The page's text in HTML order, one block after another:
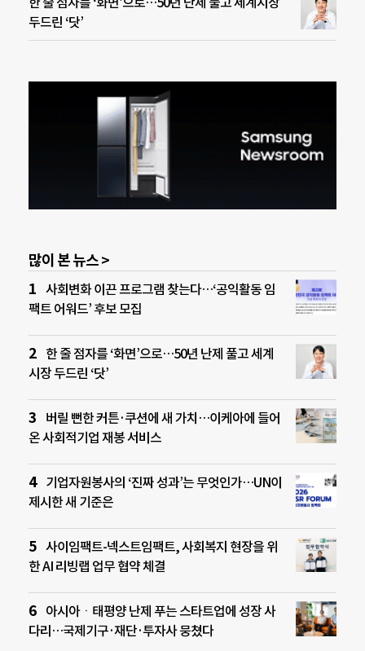
두드린 ‘닷’
많이 본 뉴스 >
사회변화 이끈 프로그램 찾는다…‘공익활동 임
팩트 어워드’ 후보 모집
한 줄 점자를 ‘화면’으로…50년 난제 풀고 세계
시장 두드린 ‘닷’
버릴 뻔한 커튼·쿠션에 새 가치…이케아에 들어
온 사회적기업 재봉 서비스
기업자원봉사의 ‘진짜 성과’는 무엇인가…UN이
제시한 새 기준은
사이임팩트-넥스트임팩트, 사회복지 현장을 위
한 AI 리빙랩 업무 협약 체결
아시아ㆍ태평양 난제 푸는 스타트업에 성장 사
다리…국제기구·재단·투자사 뭉쳤다